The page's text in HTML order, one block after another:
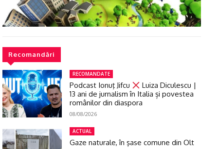
Recomandări
RECOMANDATE
Podcast Ionuţ Jifcu
Luiza Diculescu |
13 ani de jurnalism în Italia și povestea
românilor din diaspora
08/08/2026
ACTUAL
Gaze naturale, în şase comune din Olt